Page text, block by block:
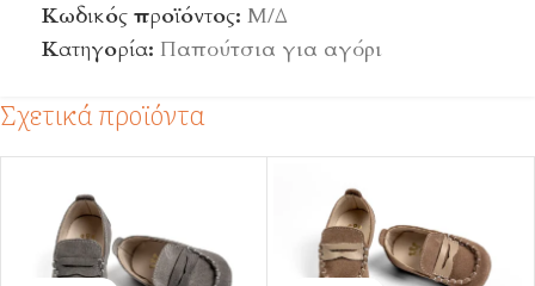
Κωδικός προϊόντος: Μ/Δ
Κατηγορία: Παπούτσια για αγόρι
Σχετικά προϊόντα